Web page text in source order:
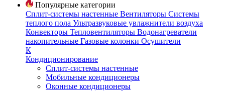
Популярные категории
Сплит-системы настенные Вентиляторы Системы
теплого пола Ультразвуковые увлажнители воздуха
Конвекторы Тепловентиляторы Водонагреватели
накопительные Газовые колонки Осушители
К
Кондиционирование
Сплит-системы настенные
Мобильные кондиционеры
Оконные кондиционеры